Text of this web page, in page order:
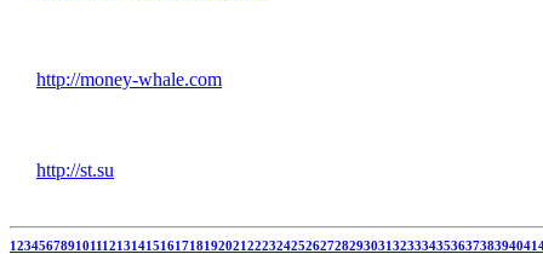
http://money-whale.com
http://st.su
1234567891011121314151617181920212223242526272829303132333435363738394041